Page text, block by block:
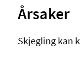
Årsaker
Skjegling kan